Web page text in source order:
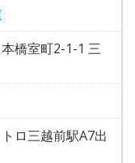
橋室町2-1-1 三
トロ三越前駅A7出